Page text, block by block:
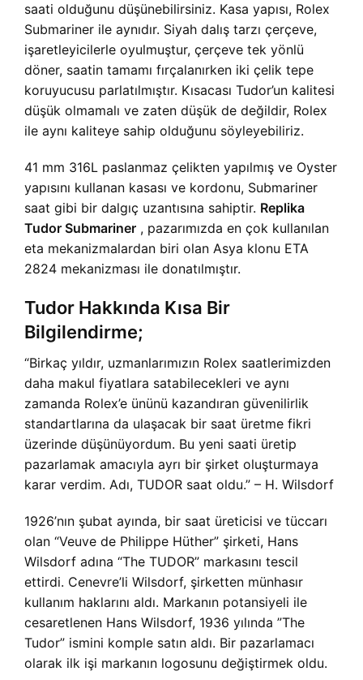
saati olduğunu düşünebilirsiniz. Kasa yapısı, Rolex
Submariner ile aynıdır. Siyah dalış tarzı çerçeve,
işaretleyicilerle oyulmuştur, çerçeve tek yönlü
döner, saatin tamamı fırçalanırken iki çelik tepe
koruyucusu parlatılmıştır. Kısacası Tudor’un kalitesi
düşük olmamalı ve zaten düşük de değildir, Rolex
ile aynı kaliteye sahip olduğunu söyleyebiliriz.
41 mm 316L paslanmaz çelikten yapılmış ve Oyster
yapısını kullanan kasası ve kordonu, Submariner
saat gibi bir dalgıç uzantısına sahiptir. Replika
Tudor Submariner , pazarımızda en çok kullanılan
eta mekanizmalardan biri olan Asya klonu ETA
2824 mekanizması ile donatılmıştır.
Tudor Hakkında Kısa Bir
Bilgilendirme;
“Birkaç yıldır, uzmanlarımızın Rolex saatlerimizden
daha makul fiyatlara satabilecekleri ve aynı
zamanda Rolex’e ününü kazandıran güvenilirlik
standartlarına da ulaşacak bir saat üretme fikri
üzerinde düşünüyordum. Bu yeni saati üretip
pazarlamak amacıyla ayrı bir şirket oluşturmaya
karar verdim. Adı, TUDOR saat oldu.” – H. Wilsdorf
1926’nın şubat ayında, bir saat üreticisi ve tüccarı
olan “Veuve de Philippe Hüther” şirketi, Hans
Wilsdorf adına “The TUDOR” markasını tescil
ettirdi. Cenevre’li Wilsdorf, şirketten münhasır
kullanım haklarını aldı. Markanın potansiyeli ile
cesaretlenen Hans Wilsdorf, 1936 yılında ”The
Tudor” ismini komple satın aldı. Bir pazarlamacı
olarak ilk işi markanın logosunu değiştirmek oldu.